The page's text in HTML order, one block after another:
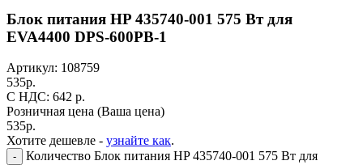
Блок питания HP 435740-001 575 Вт для
EVA4400 DPS-600PB-1
Артикул: 108759
535р.
C НДС: 642 р.
Розничная цена (Ваша цена)
535р.
Хотите дешевле - узнайте как.
-
Количество Блок питания HP 435740-001 575 Вт для